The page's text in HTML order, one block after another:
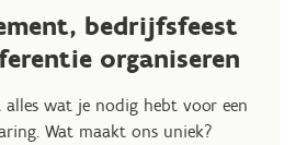
bedrijfsfeest
organiseren
alles wat je nodig hebt voor een
Wat maakt ons uniek?